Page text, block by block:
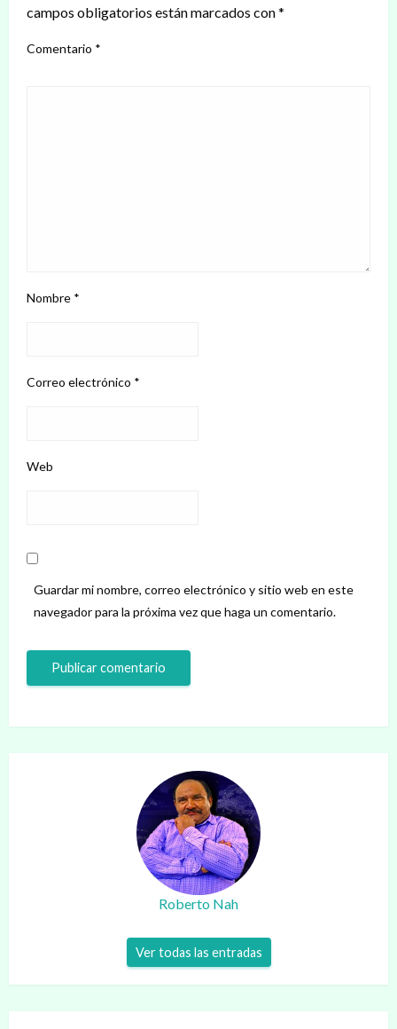
campos obligatorios están marcados con*
Comentario *
Nombre *
Correo electrónico *
Web
Guardar mi nombre, correo electrónico y sitio web en este
navegador para la próxima vez que haga un comentario.
Roberto Nah
Ver todas las entradas